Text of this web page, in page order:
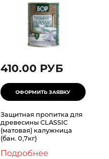
410.00 РУБ
Защитная пропитка для
древесины CLASSIC
(матовая) калужница
(бан. 0,7кг)
Подробнее